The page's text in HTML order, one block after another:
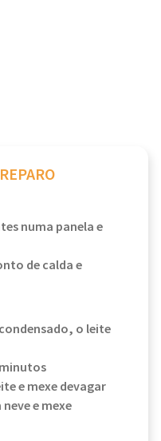
numa panela e
de calda e
o leite
e mexe devagar
e mexe